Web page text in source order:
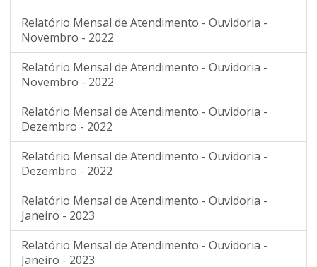
Relatório Mensal de Atendimento - Ouvidoria -
Novembro - 2022
Relatório Mensal de Atendimento - Ouvidoria -
Novembro - 2022
Relatório Mensal de Atendimento - Ouvidoria -
Dezembro - 2022
Relatório Mensal de Atendimento - Ouvidoria -
Dezembro - 2022
Relatório Mensal de Atendimento - Ouvidoria -
Janeiro - 2023
Relatório Mensal de Atendimento - Ouvidoria -
Janeiro - 2023